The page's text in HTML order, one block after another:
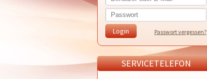
Passwort vergessen?
SERVICETELEFON